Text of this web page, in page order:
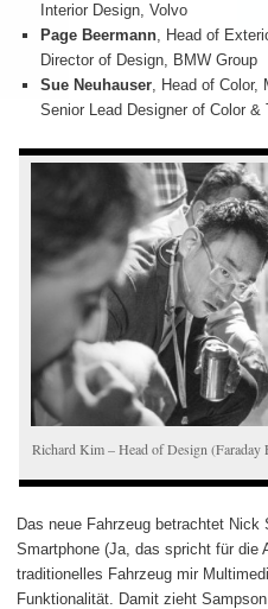
Interior Design, Volvo
Page Beermann, Head of
Director of Design, BMW Group
Sue Neuhauser, Head of Color,
Senior Lead Designer of Color &
Richard Kim – Head of Design (Faraday
Das neue Fahrzeug betrachtet Nick
Smartphone (Ja, das spricht für die
traditionelles Fahrzeug mir
Funktionalität. Damit zieht